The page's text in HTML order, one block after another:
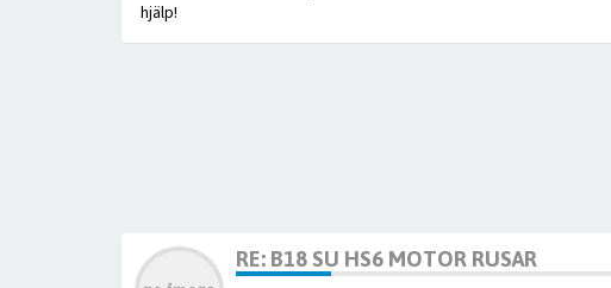
hjälp!
RE: B18 SU HS6 MOTOR RUSAR